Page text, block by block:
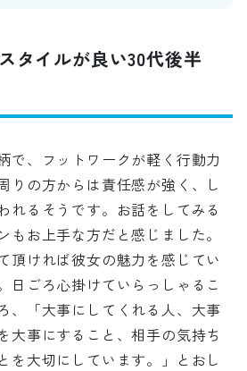
タイルが良い30代後半
で、フットワークが軽く行動力
りの方からは責任感が強く、し
れるそうです。お話をしてみる
もお上手な方だと感じました。
頂ければ彼女の魅力を感じてい
日ごろ心掛けていらっしゃるこ
、「大事にしてくれる人、大事
大事にすること、相手の気持ち
を大切にしています。」とおし